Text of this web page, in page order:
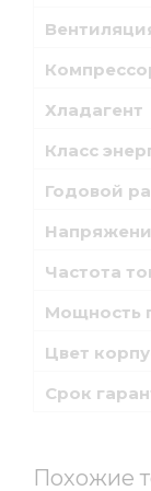
Хладагент
Класс
Годовой
Частота
Мощность
Цвет
Срок
Похожие